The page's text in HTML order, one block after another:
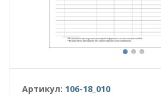
Артикул: 106-18_010